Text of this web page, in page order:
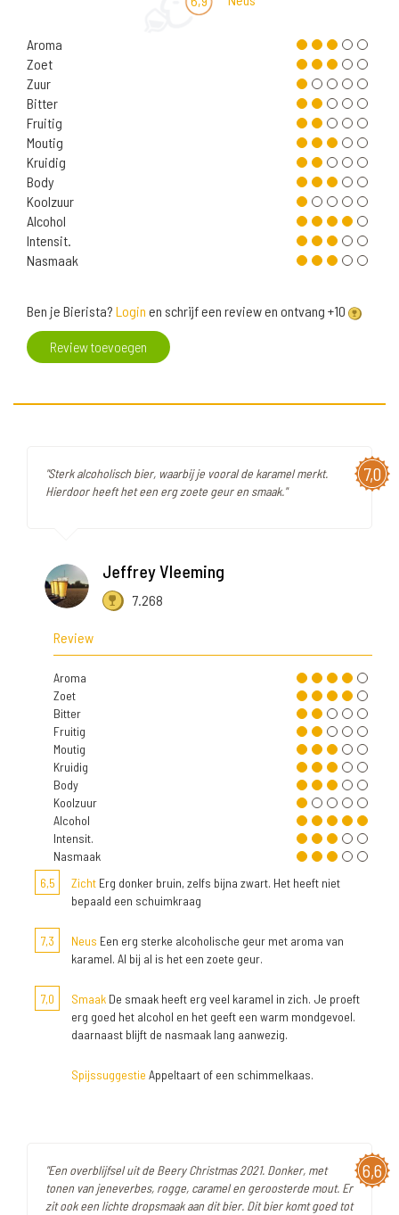
Aroma
Zoet
Zuur
Bitter
Fruitig
Moutig
Kruidig
Body
Koolzuur
Alcohol
Intensit.
Nasmaak
Ben je Bierista? Login en schrijf een review en ontvang +10
Review toevoegen
7,0
"Sterk alcoholisch bier, waarbij je vooral de karamel merkt.
Hierdoor heeft het een erg zoete geur en smaak."
Jeffrey Vleeming
7.268
Review
Aroma
Zoet
Bitter
Fruitig
Moutig
Kruidig
Body
Koolzuur
Alcohol
Intensit.
Nasmaak
6,5
Zicht Erg donker bruin, zelfs bijna zwart. Het heeft niet
bepaald een schuimkraag
7,3 Neus Een erg sterke alcoholische geur met aroma van
karamel. Al bij al is het een zoete geur.
7,0 Smaak De smaak heeft erg veel karamel in zich. Je proeft
erg goed het alcohol en het geeft een warm mondgevoel.
daarnaast blijft de nasmaak lang aanwezig.
Spijssuggestie Appeltaart of een schimmelkaas.
6,6
"Een overblijfsel uit de Beery Christmas 2021. Donker, met
tonen van jeneverbes, rogge, caramel en geroosterde mout. Er
zit ook een lichte dropsmaak aan dit bier. Dit bier komt goed tot